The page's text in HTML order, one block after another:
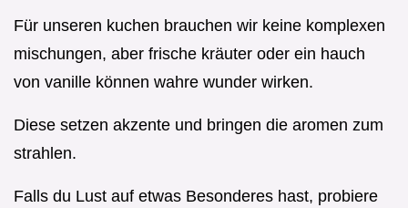
Für unseren kuchen brauchen wir keine komplexen
mischungen, aber frische kräuter oder ein hauch
von vanille können wahre wunder wirken.
Diese setzen akzente und bringen die aromen zum
strahlen.
Falls du Lust auf etwas Besonderes hast, probiere